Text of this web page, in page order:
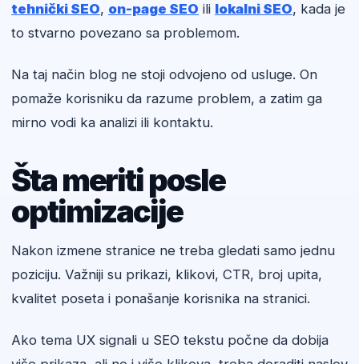
tehnički SEO, on-page SEO ili lokalni SEO, kada je
to stvarno povezano sa problemom.
Na taj način blog ne stoji odvojeno od usluge. On
pomaže korisniku da razume problem, a zatim ga
mirno vodi ka analizi ili kontaktu.
Šta meriti posle
optimizacije
Nakon izmene stranice ne treba gledati samo jednu
poziciju. Važniji su prikazi, klikovi, CTR, broj upita,
kvalitet poseta i ponašanje korisnika na stranici.
Ako tema UX signali u SEO tekstu počne da dobija